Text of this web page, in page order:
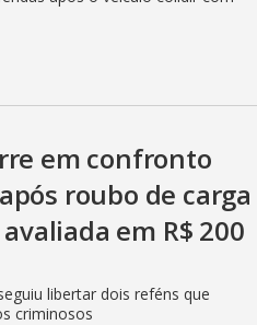
em confronto
roubo de carga
em R$ 200
libertar dois reféns que
criminosos